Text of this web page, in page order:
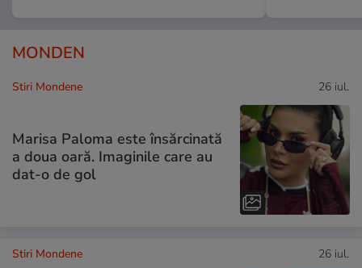
MONDEN
Stiri Mondene 26 iul.
Marisa Paloma este însărcinată
a doua oară. Imaginile care au
dat-o de gol
Stiri Mondene 26 iul.